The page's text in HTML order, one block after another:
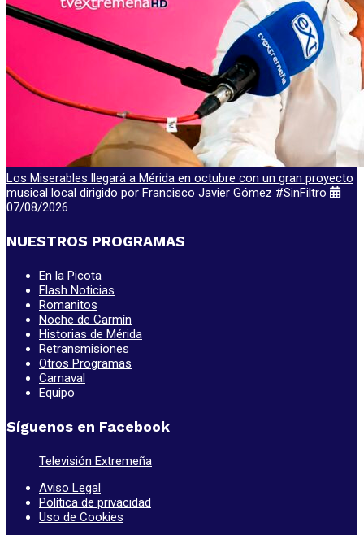
Los Miserables llegará a Mérida en octubre con un gran proyecto
musical local dirigido por Francisco Javier Gómez #SinFiltro
07/08/2026
NUESTROS PROGRAMAS
En la Picota
Flash Noticias
Romanitos
Noche de Carmín
Historias de Mérida
Retransmisiones
Otros Programas
Carnaval
Equipo
Síguenos en Facebook
Televisión Extremeña
Aviso Legal
Política de privacidad
Uso de Cookies